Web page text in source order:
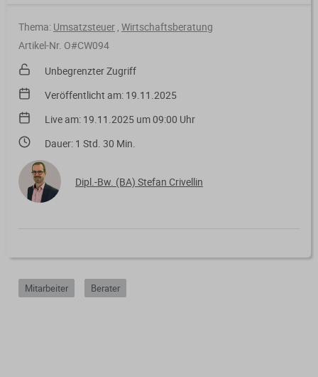
Digitale Anwendungen
Kanzlei und Mandanten.
Merkblatt-Datenbank
FormularPilot
Gebühren­berechnung leicht
gemacht
Didaktisch aufgebaute Online-Kurse
Geldwäscheprävention
Datenschutz
IT-Sicherheit
Fit für die Ausbildung
Buchführung / Bilanzierung
Kanzleiorganisation
Arbeitsvereinbarungen
Mandatsvereinbarungen
Gebührenrecht
Praxisvereinbarungen
Gemeinnützigkeit
Thema: Umsatzsteuer Wirtschaftsberatung
Artikel-Nr. O#CW094
Unbegrenzter Zugriff
Veröffentlicht am: 19.11.2025
Live am: 19.11.2025 um 09:00 Uhr
Dauer: 1 Std. 30 Min.
Dipl.-Bw. (BA) Stefan Crivellin
Mitarbeiter Berater